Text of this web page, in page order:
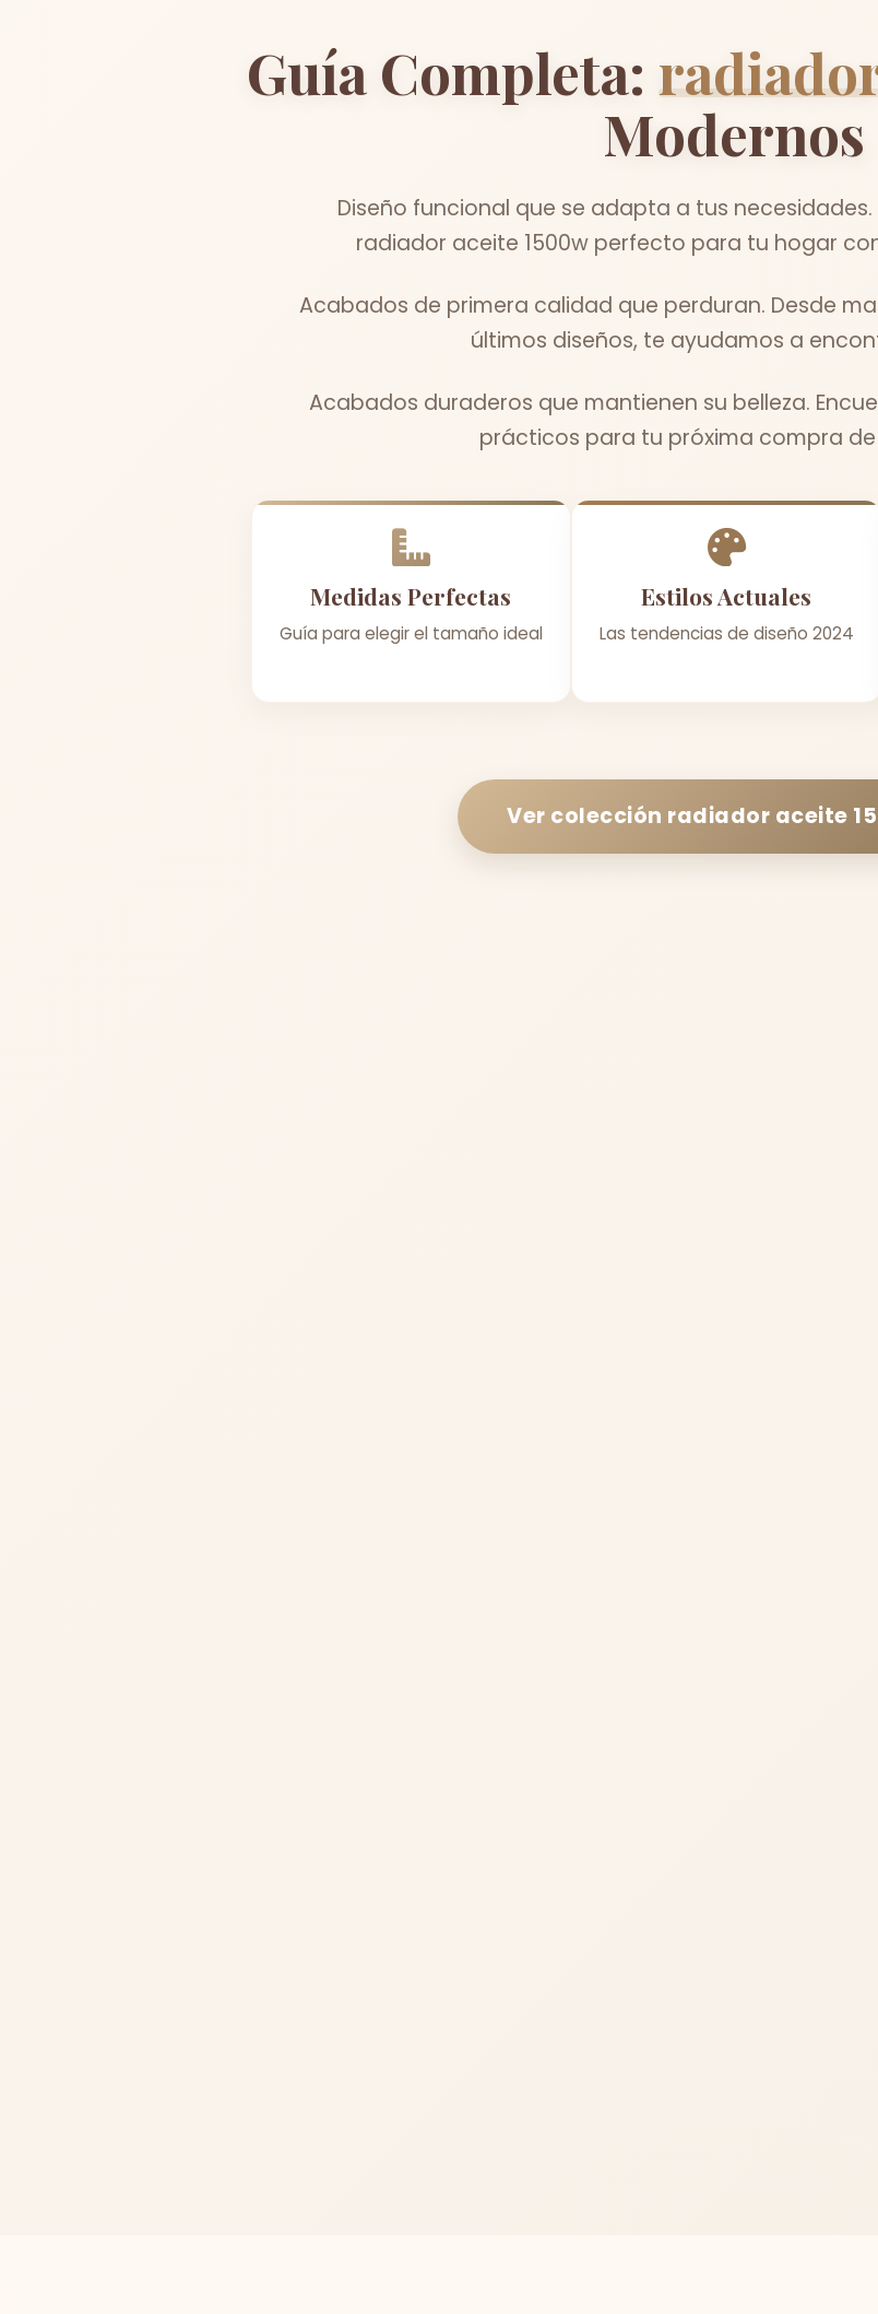
Guía Completa:
Modernos
Diseño funcional que se adapta a tus
radiador aceite 1500w perfecto para tu hogar
Acabados de primera calidad que perduran. Desde
últimos diseños, te ayudamos a
Acabados duraderos que mantienen su belleza.
prácticos para tu próxima compra
Medidas Perfectas
Guía para elegir el tamaño ideal
Estilos Actuales
Las tendencias de diseño 2024
Ver colección radiador aceite